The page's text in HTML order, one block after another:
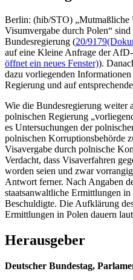
Berlin: (hib/STO) „Mutmaßliche
Visumvergabe durch Polen“
Bundesregierung (20/9179
auf eine Kleine Anfrage der
öffnet ein neues Fenster)).
dazu vorliegenden
Regierung und auf
Wie die Bundesregierung weiter
polnischen Regierung
es Untersuchungen der
polnischen Korruptionsbehörde
Visavergabe durch polnische
Verdacht, dass Visaverfahren
worden seien und zwar
Antwort ferner. Nach Angaben
staatsanwaltliche Ermittlungen
Beschuldigte. Die Aufklärung
Ermittlungen in Polen dauern
Herausgeber
Deutscher Bundestag,